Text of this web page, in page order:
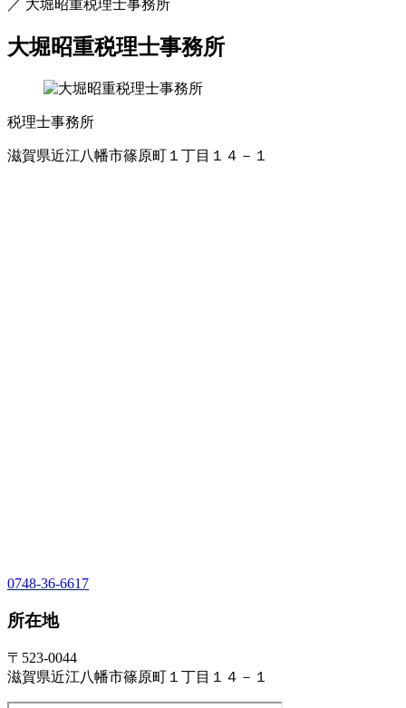
／ 大堀昭重税理士事務所
大堀昭重税理士事務所
税理士事務所
滋賀県近江八幡市篠原町１丁目１４－１
0748-36-6617
所在地
〒523-0044
滋賀県近江八幡市篠原町１丁目１４－１